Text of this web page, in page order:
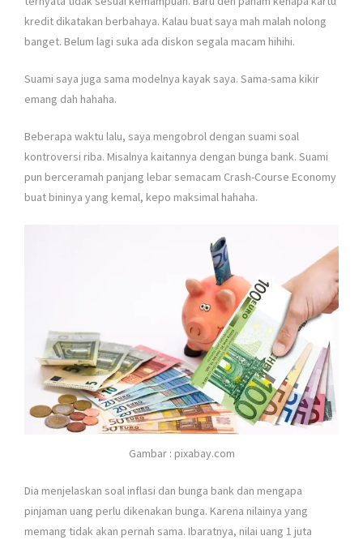
kredit dikatakan berbahaya. Kalau buat saya mah malah nolong
banget. Belum lagi suka ada diskon segala macam hihihi.
Suami saya juga sama modelnya kayak saya. Sama-sama kikir
emang dah hahaha.
Beberapa waktu lalu, saya mengobrol dengan suami soal
kontroversi riba. Misalnya kaitannya dengan bunga bank. Suami
pun berceramah panjang lebar semacam Crash-Course Economy
buat bininya yang kemal, kepo maksimal hahaha.
Gambar : pixabay.com
Dia menjelaskan soal inflasi dan bunga bank dan mengapa
pinjaman uang perlu dikenakan bunga. Karena nilainya yang
memang tidak akan pernah sama. Ibaratnya, nilai uang 1 juta